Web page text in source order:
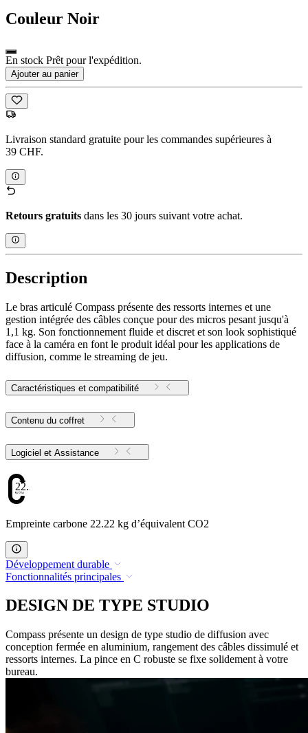
Couleur Noir
En stock Prêt pour l'expédition.
Ajouter au panier
Livraison standard gratuite pour les commandes supérieures à
39 CHF.
Retours gratuits dans les 30 jours suivant votre achat.
Description
Le bras articulé Compass présente des ressorts internes et une
gestion intégrée des câbles conçue pour des micros pesant jusqu'à
1,1 kg. Son fonctionnement fluide et discret et son look sophistiqué
face à la caméra en font le produit idéal pour les applications de
diffusion, comme le streaming de jeu.
Caractéristiques et compatibilité
Contenu du coffret
Logiciel et Assistance
22.22
Empreinte carbone 22.22 kg d’équivalent CO2
Développement durable
Fonctionnalités principales
DESIGN DE TYPE STUDIO
Compass présente un design de type studio de diffusion avec
conception fermée en aluminium, rangement des câbles dissimulé et
ressorts internes. La pince en C robuste se fixe solidement à votre
bureau.